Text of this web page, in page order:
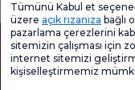
Tümünü Kabul et
üzere açık rızanıza bağlı
pazarlama çerezlerini
sitemizin çalışması için
internet sitemizi
kişiselleştirmemiz